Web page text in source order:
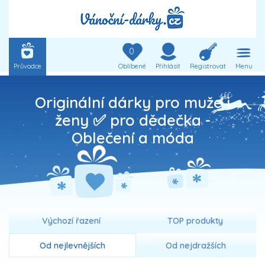
Průvodce
0
Oblíbené Přihlásit Registrovat Menu
Originální dárky pro muže i
ženy ✅ pro dědečka -
Oblečení a móda
Výchozí řazení TOP produkty
Od nejlevnějších Od nejdražších